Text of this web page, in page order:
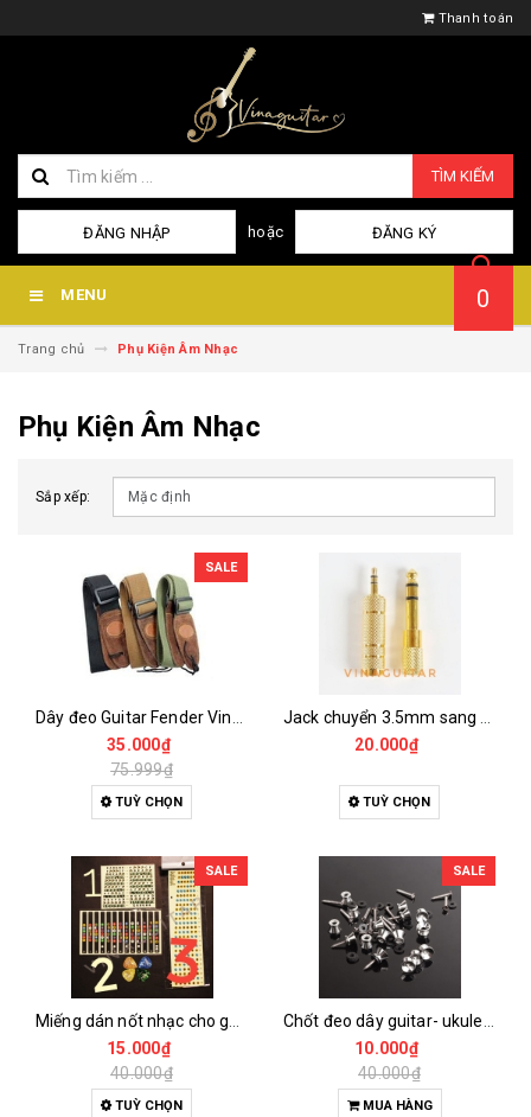
Thanh toán
TÌM KIẾM
ĐĂNG NHẬP hoặc ĐĂNG KÝ
MENU 0
Trang chủ Phụ Kiện Âm Nhạc
Phụ Kiện Âm Nhạc
Sắp xếp:
SALE
35.000₫
75.999₫
TUỲ CHỌN
20.000₫
TUỲ CHỌN
SALE
15.000₫
40.000₫
TUỲ CHỌN
SALE
10.000₫
40.000₫
MUA HÀNG